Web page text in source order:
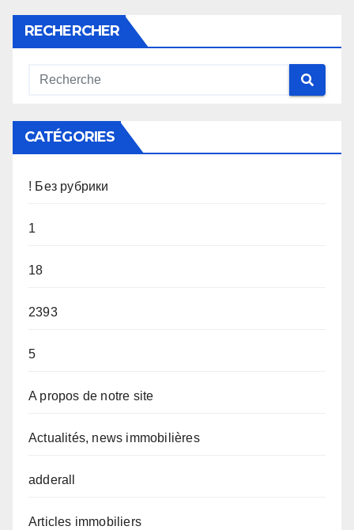
RECHERCHER
CATÉGORIES
! Без рубрики
1
18
2393
5
A propos de notre site
Actualités, news immobilières
adderall
Articles immobiliers